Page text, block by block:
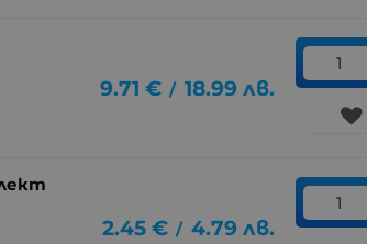
9.71 € / 18.99 лв.
2.45 € / 4.79 лв.